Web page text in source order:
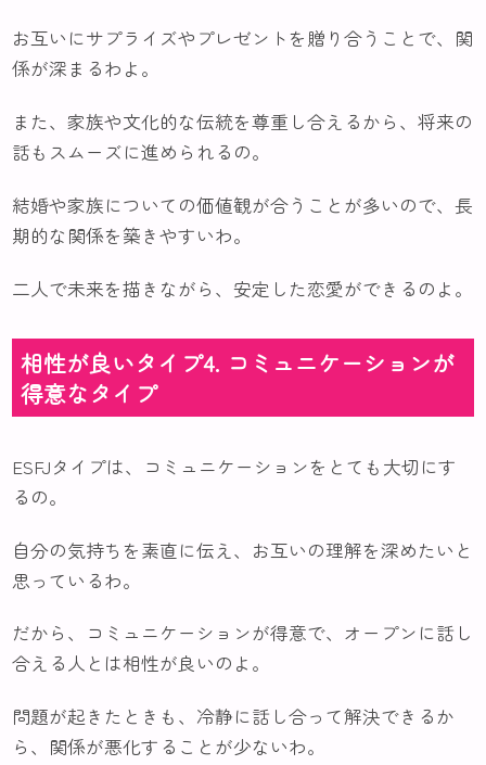
お互いにサプライズやプレゼントを贈り合うことで、関
係が深まるわよ。
また、家族や文化的な伝統を尊重し合えるから、将来の
話もスムーズに進められるの。
結婚や家族についての価値観が合うことが多いので、長
期的な関係を築きやすいわ。
二人で未来を描きながら、安定した恋愛ができるのよ。
相性が良いタイプ4. コミュニケーションが
得意なタイプ
ESFJタイプは、コミュニケーションをとても大切にす
るの。
自分の気持ちを素直に伝え、お互いの理解を深めたいと
思っているわ。
だから、コミュニケーションが得意で、オープンに話し
合える人とは相性が良いのよ。
問題が起きたときも、冷静に話し合って解決できるか
ら、関係が悪化することが少ないわ。